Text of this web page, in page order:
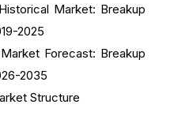
Market: Breakup
2025
Forecast: Breakup
2035
Structure